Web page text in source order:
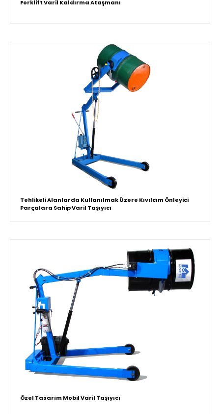
Forklift Varil Kaldırma Ataşmanı
Tehlikeli Alanlarda Kullanılmak Üzere Kıvılcım Önleyici
Parçalara Sahip Varil Taşıyıcı
Özel Tasarım Mobil Varil Taşıyıcı